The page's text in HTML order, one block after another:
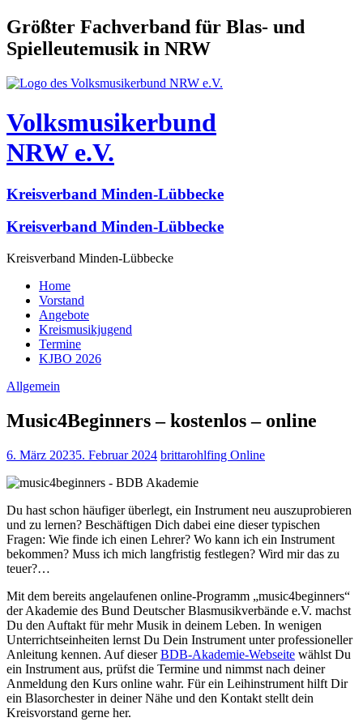
Größter Fachverband für Blas- und
Spielleutemusik in NRW
Volksmusikerbund
NRW e.V.
Kreisverband Minden-Lübbecke
Kreisverband Minden-Lübbecke
Kreisverband Minden-Lübbecke
Home
Vorstand
Angebote
Kreismusikjugend
Termine
KJBO 2026
Allgemein
Music4Beginners – kostenlos – online
6. März 20235. Februar 2024 brittarohlfing Online
Du hast schon häufiger überlegt, ein Instrument neu auszuprobieren
und zu lernen? Beschäftigen Dich dabei eine dieser typischen
Fragen: Wie finde ich einen Lehrer? Wo kann ich ein Instrument
bekommen? Muss ich mich langfristig festlegen? Wird mir das zu
teuer?…
Mit dem bereits angelaufenen online-Programm „music4beginners“
der Akademie des Bund Deutscher Blasmusikverbände e.V. machst
Du den Auftakt für mehr Musik in deinem Leben. In wenigen
Unterrichtseinheiten lernst Du Dein Instrument unter professioneller
Anleitung kennen. Auf dieserBDB-Akademie-Webseite wählst Du
ein Instrument aus, prüfst die Termine und nimmst nach deiner
Anmeldung den Kurs online wahr. Für ein Leihinstrument hilft Dir
ein Blasorchester in deiner Nähe und den Kontakt stellt dein
Kreisvorstand gerne her.